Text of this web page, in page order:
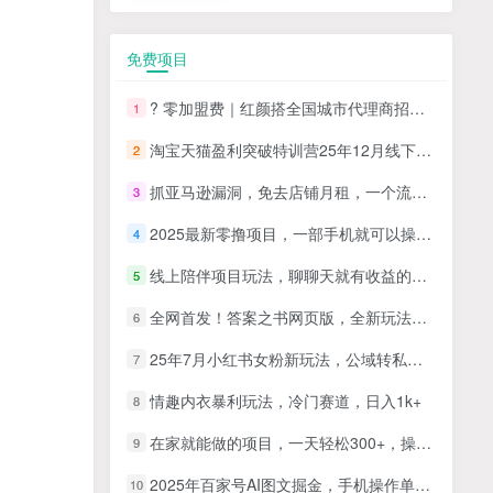
免费项目
1 ? 零加盟费｜红颜搭全国城市代理商招募正式启动！
2 淘宝天猫盈利突破特训营25年12月线下课，系统性的深度剖析电商企业经营之道，打造电商标准化运营体系
3 抓亚马逊漏洞，免去店铺月租，一个流量大竞争小，让你有机会成大卖的赛道
4 2025最新零撸项目，一部手机就可以操作，20秒一单，零投入纯薅羊毛，无门槛，一天200+【揭秘】
5 线上陪伴项目玩法，聊聊天就有收益的项目，一个月收益5000+
6 全网首发！答案之书网页版，全新玩法，搭配文档和网页，日入1k+零门槛小白首选副业
7 25年7月小红书女粉新玩法，公域转私域变现，日轻松变现2张+，5分钟简单复制好上手
8 情趣内衣暴利玩法，冷门赛道，日入1k+
9 在家就能做的项目，一天轻松300+，操作简单上手快
10 2025年百家号AI图文掘金，手机操作单号月入4-5位数，低门槛【附指令+工具】